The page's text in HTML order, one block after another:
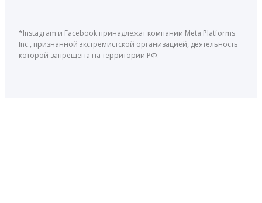
*Instagram и Facebook принадлежат компании Meta Platforms
Inc., признанной экстремистской организацией, деятельность
которой запрещена на территории РФ.